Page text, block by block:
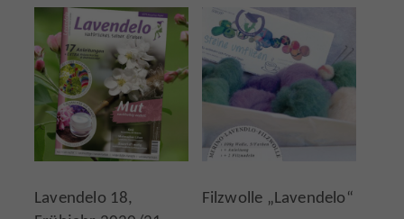
Lavendelo 18,
Filzwolle „Lavendelo“